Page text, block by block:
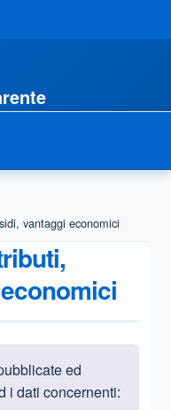
vantaggi economici
ed
i dati concernenti: